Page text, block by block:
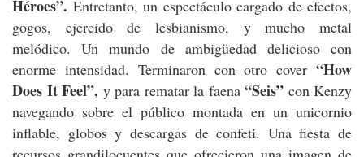
Héroes”. Entretanto, un espectáculo cargado de efectos,
gogos, ejercido de lesbianismo, y mucho metal
melódico. Un mundo de ambigüedad delicioso con
enorme intensidad. Terminaron con otro cover “How
Does It Feel”, y para rematar la faena “Seis” con Kenzy
navegando sobre el público montada en un unicornio
inflable, globos y descargas de confeti. Una fiesta de